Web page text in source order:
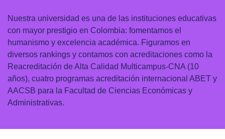
Nuestra universidad es una de las instituciones educativas
con mayor prestigio en Colombia: fomentamos el
humanismo y excelencia académica. Figuramos en
diversos rankings y contamos con acreditaciones como la
Reacreditación de Alta Calidad Multicampus-CNA (10
años), cuatro programas acreditación internacional ABET y
AACSB para la Facultad de Ciencias Económicas y
Administrativas.